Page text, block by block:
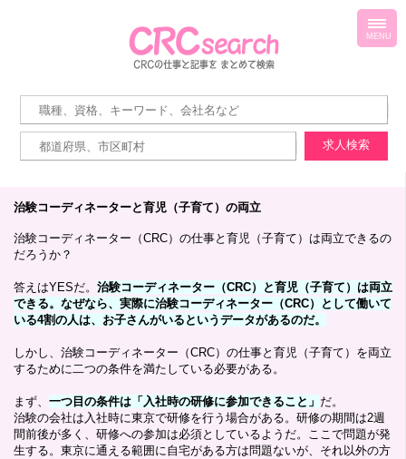
治験コーディネーターと育児（子育て）の両立
治験コーディネーター（CRC）の仕事と育児（子育て）は両立できるの
だろうか？
答えはYESだ。 治験コーディネーター（CRC）と育児（子育て）は両立
できる。なぜなら、実際に治験コーディネーター（CRC）として働いて
いる4割の人は、お子さんがいるというデータがあるのだ。
しかし、治験コーディネーター（CRC）の仕事と育児（子育て）を両立
するために二つの条件を満たしている必要がある。
まず、 一つ目の条件は「入社時の研修に参加できること」 だ。
治験の会社は入社時に東京で研修を行う場合がある。研修の期間は2週
間前後が多く、研修への参加は必須としているようだ。ここで問題が発
生する。東京に通える範囲に自宅がある方は問題ないが、それ以外の方
MENU